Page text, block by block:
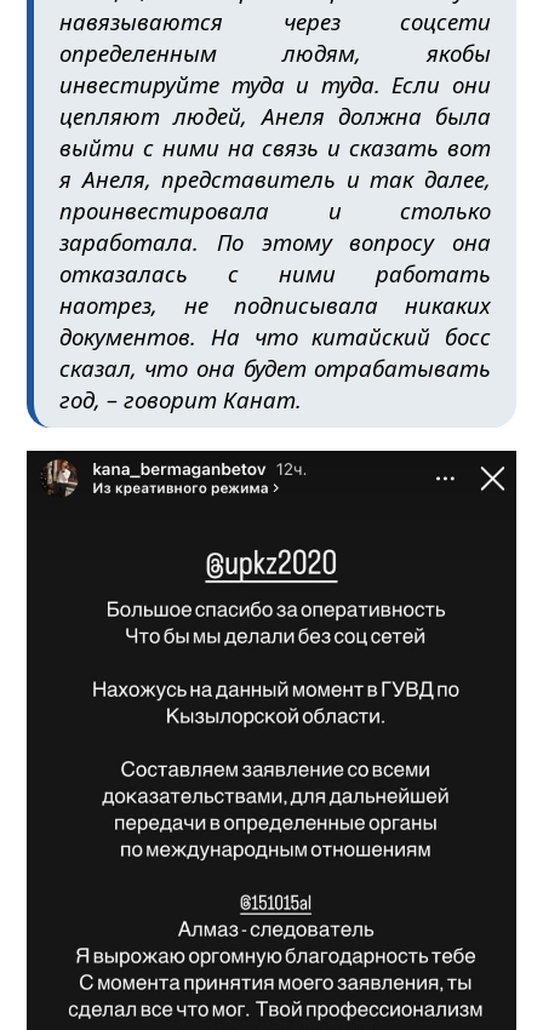
навязываются через соцсети
определенным людям, якобы
инвестируйте туда и туда. Если они
цепляют людей, Анеля должна была
выйти с ними на связь и сказать вот
я Анеля, представитель и так далее,
проинвестировала и столько
заработала. По этому вопросу она
отказалась с ними работать
наотрез, не подписывала никаких
документов. На что китайский босс
сказал, что она будет отрабатывать
год, – говорит Канат.